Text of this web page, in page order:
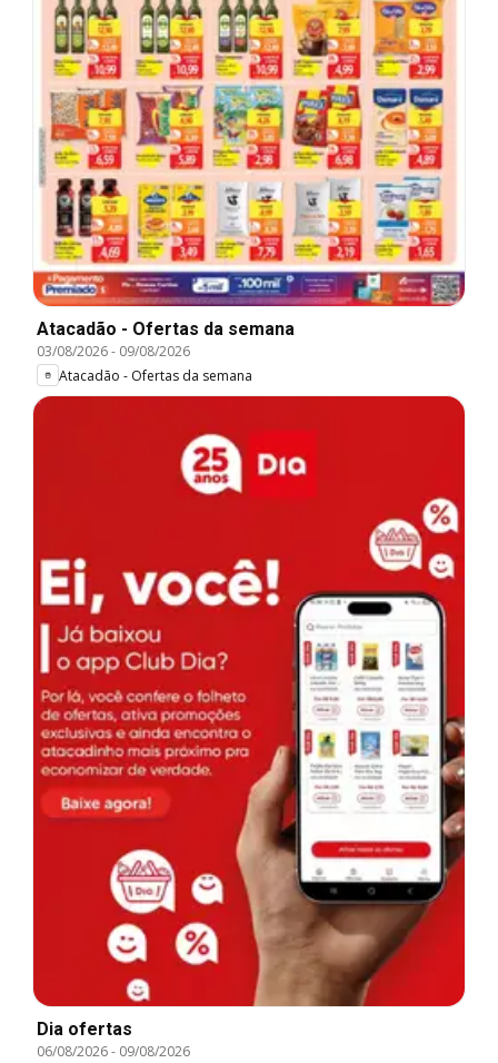
Atacadão - Ofertas da semana
03/08/2026- 09/08/2026
Atacadão - Ofertas da semana
Dia ofertas
06/08/2026- 09/08/2026